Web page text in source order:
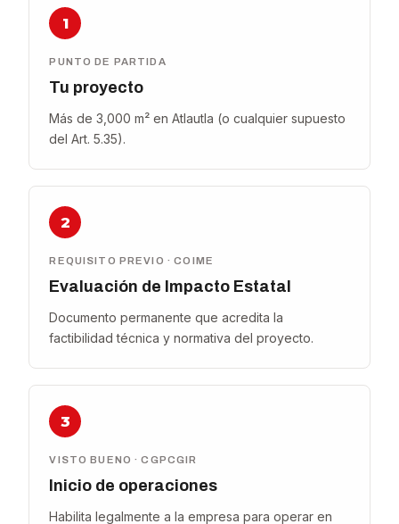
1
PUNTO DE PARTIDA
Tu proyecto
Más de 3,000 m² en Atlautla (o cualquier supuesto
del Art. 5.35).
2
REQUISITO PREVIO · COIME
Evaluación de Impacto Estatal
Documento permanente que acredita la
factibilidad técnica y normativa del proyecto.
3
VISTO BUENO · CGPCGIR
Inicio de operaciones
Habilita legalmente a la empresa para operar en